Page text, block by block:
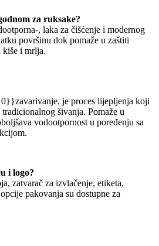
za ruksake?
, laka za čišćenje i modernog
površinu dok pomaže u zaštiti
kiše i mrlja.
je proces lijepljenja koji
šivanja. Pomaže u
vodootpornost u poređenju sa
i logo?
zatvarač za izvlačenje, etiketa,
pakovanja su dostupne za